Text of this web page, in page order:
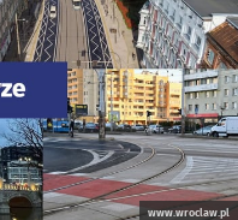
www.wroclaw.pl